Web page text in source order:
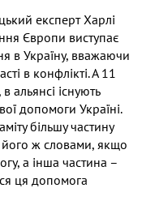
експерт Харлі
Європи виступає
в Україну, вважаючи
в конфлікті. А 11
альянсі існують
допомоги Україні.
більшу частину
ж словами, якщо
а інша частина –
ця допомога